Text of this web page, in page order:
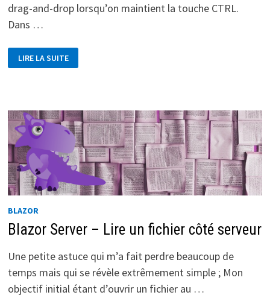
drag-and-drop lorsqu’on maintient la touche CTRL.
Dans …
ONKEYUP
AVEC
LIRE LA SUITE
BLAZOR
Blazor Server – Lire un fichier côté serveur
Une petite astuce qui m’a fait perdre beaucoup de
temps mais qui se révèle extrêmement simple ; Mon
objectif initial étant d’ouvrir un fichier au …